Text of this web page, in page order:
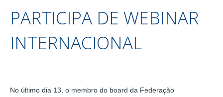
PARTICIPA DE WEBINAR
INTERNACIONAL
No último dia 13, o membro do board da Federação